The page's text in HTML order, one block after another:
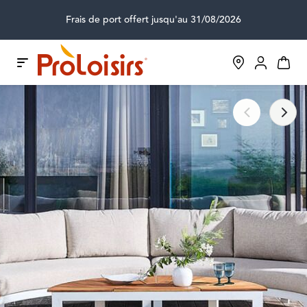
Frais de port offert jusqu'au 31/08/2026